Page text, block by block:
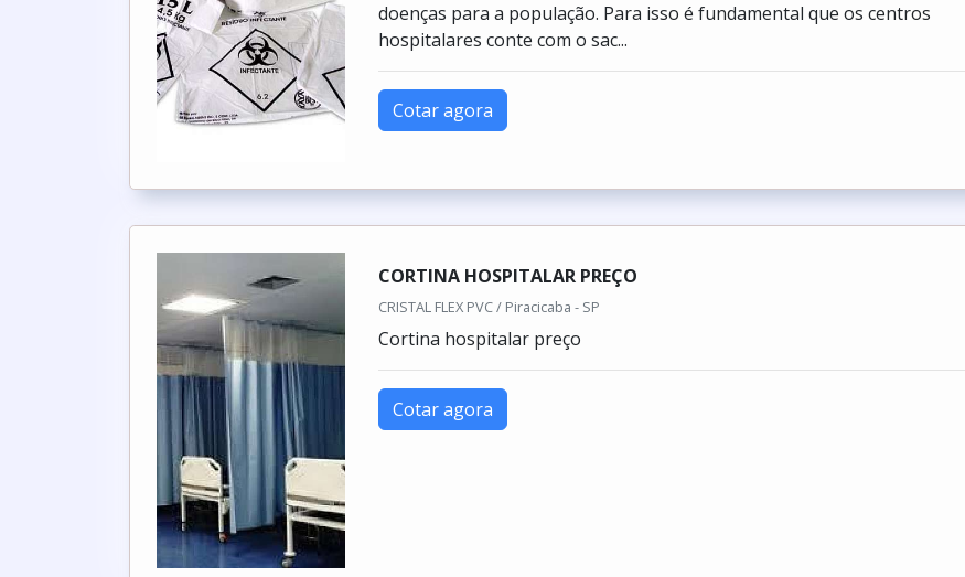
doenças para a população. Para isso é fundamental que os centros
hospitalares conte com o sac...
Cotar agora
CORTINA HOSPITALAR PREÇO
CRISTAL FLEX PVC / Piracicaba - SP
Cortina hospitalar preço
Cotar agora